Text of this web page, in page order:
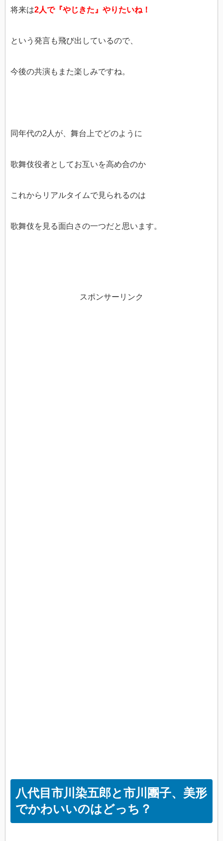
将来は2人で『やじきた』やりたいね！
という発言も飛び出しているので、
今後の共演もまた楽しみですね。
同年代の2人が、舞台上でどのように
歌舞伎役者としてお互いを高め合のか
これからリアルタイムで見られるのは
歌舞伎を見る面白さの一つだと思います。
スポンサーリンク
八代目市川染五郎と市川團子、美形
でかわいいのはどっち？